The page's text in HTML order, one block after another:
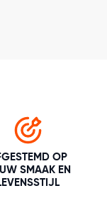
OP
SMAAK EN